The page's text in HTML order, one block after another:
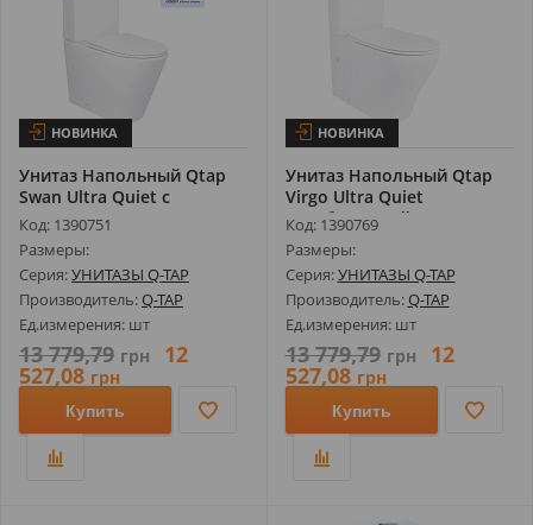
НОВИНКА
Унитаз Напольный Qtap
Swan Ultra Quiet с
Сиденьем So...
Код: 1390751
Размеры:
Серия:УНИТАЗЫ Q-TAP
Производитель:Q-TAP
Ед.измерения: шт
13 779,79 грн 12
527,08 грн
Купить
НОВИНКА
Унитаз Напольный Qtap
Virgo Ultra Quiet
Безободковый...
Код: 1390769
Размеры:
Серия:УНИТАЗЫ Q-TAP
Производитель:Q-TAP
Ед.измерения: шт
13 779,79 грн 12
527,08 грн
Купить